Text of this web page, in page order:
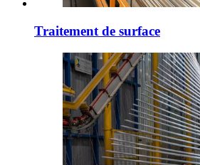
Traitement de surface